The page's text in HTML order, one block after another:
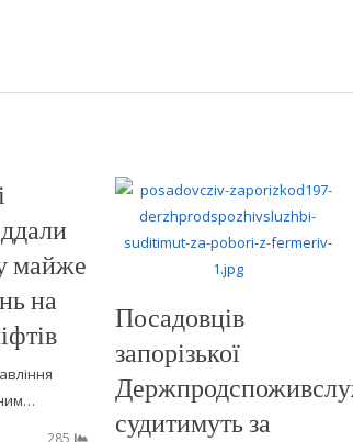
майже
на
285
Посадовців
запорізької
судитимуть за